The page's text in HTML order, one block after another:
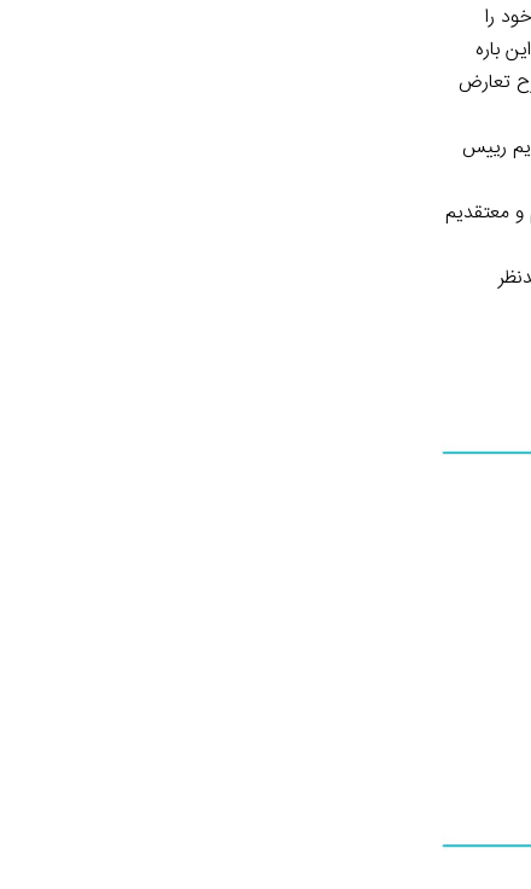
را
باره
تعارض
رییس
و معتقدیم